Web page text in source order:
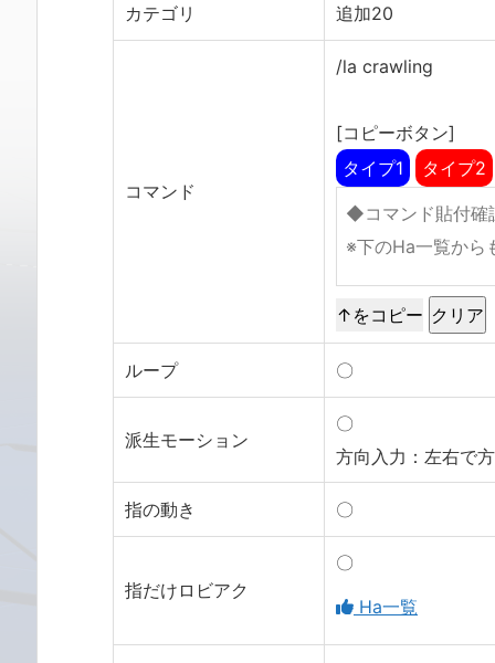
カテゴリ 追加20
コマンド
/la crawling
[コピーボタン]
タイプ1
タイプ2
↑をコピー
ループ 〇
派生モーション
〇
方向入力：左右で
指の動き 〇
指だけロビアク
〇
Ha一覧